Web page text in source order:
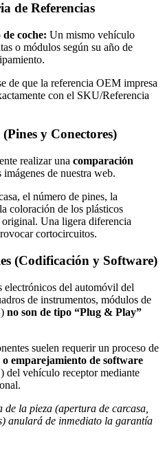
de Referencias
coche: Un mismo vehículo
o módulos según su año de
de que la referencia OEM impresa
con el SKU/Referencia
y Conectores)
realizar una comparación
de nuestra web.
el número de pines, la
coloración de los plásticos
Una ligera diferencia
cortocircuitos.
(Codificación y Software)
del automóvil del
de instrumentos, módulos de
no son de tipo “Plug & Play”
suelen requerir un proceso de
emparejamiento de software
del vehículo receptor mediante
la pieza (apertura de carcasa,
anulará de inmediato la garantía